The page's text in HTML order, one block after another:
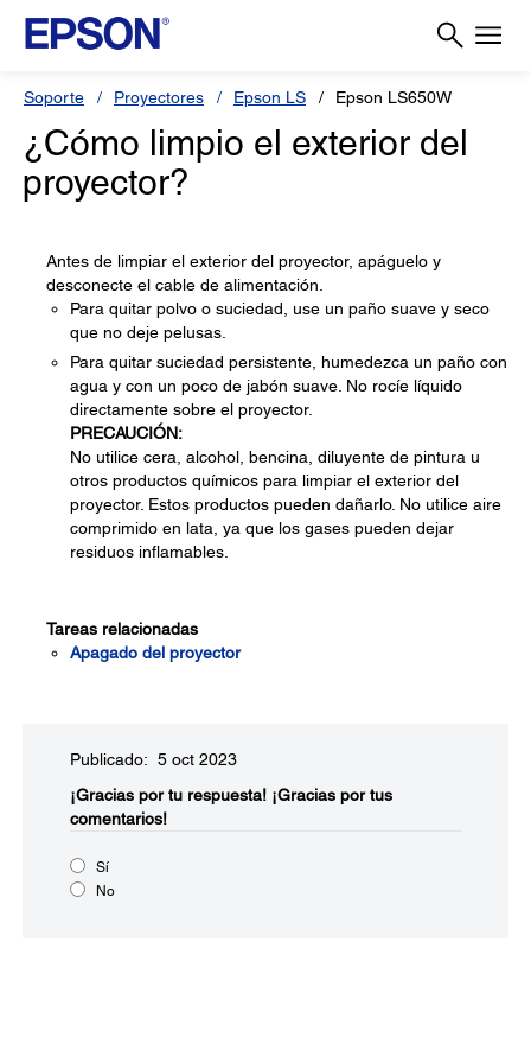
Soporte Proyectores Epson LS Epson LS650W
¿Cómo limpio el exterior del
proyector?
Antes de limpiar el exterior del proyector, apáguelo y
desconecte el cable de alimentación.
Para quitar polvo o suciedad, use un paño suave y seco
que no deje pelusas.
Para quitar suciedad persistente, humedezca un paño con
agua y con un poco de jabón suave. No rocíe líquido
directamente sobre el proyector.
PRECAUCIÓN:
No utilice cera, alcohol, bencina, diluyente de pintura u
otros productos químicos para limpiar el exterior del
proyector. Estos productos pueden dañarlo. No utilice aire
comprimido en lata, ya que los gases pueden dejar
residuos inflamables.
Tareas relacionadas
Apagado del proyector
Publicado: 5 oct 2023
¡Gracias por tu respuesta! ¡Gracias por tus
comentarios!
Sí
No